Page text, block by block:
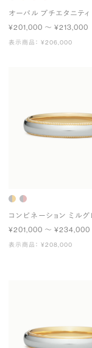
オーバル プチエタニティ
¥201,000 〜 ¥213,000
表示商品： ¥206,000
コンビネーション ミルグ
¥201,000 〜 ¥234,000
表示商品： ¥208,000